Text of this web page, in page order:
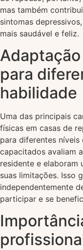
mas também
sintomas
mais saudável e feliz.
para
habilidade
Uma das principais
físicas em casas de
para diferentes níveis
capacitados avaliam
residente e elaboram
suas limitações. Isso
independentemente
participar e se